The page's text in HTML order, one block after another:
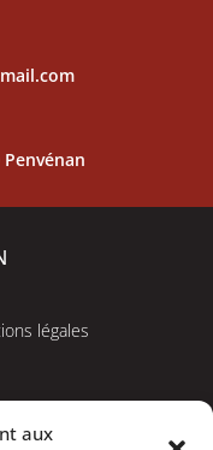
aux
légales